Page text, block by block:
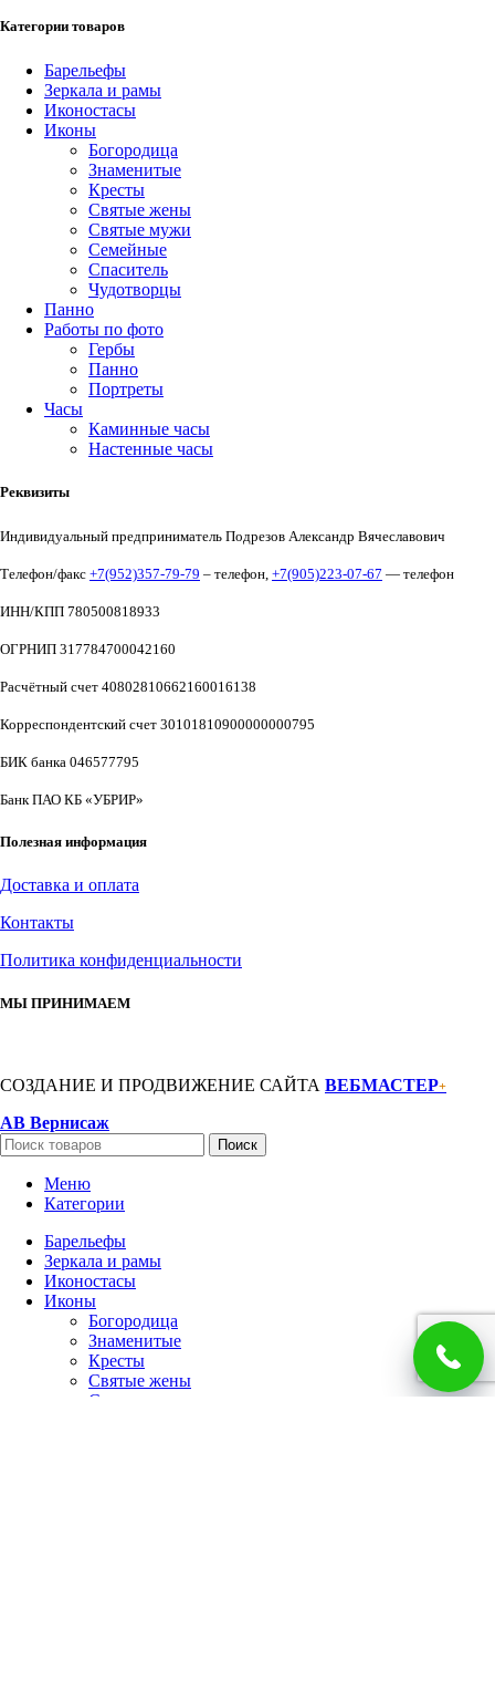
Категории товаров
Барельефы
Зеркала и рамы
Иконостасы
Иконы
Богородица
Знаменитые
Кресты
Святые жены
Святые мужи
Семейные
Спаситель
Чудотворцы
Панно
Работы по фото
Гербы
Панно
Портреты
Часы
Каминные часы
Настенные часы
Реквизиты
Индивидуальный предприниматель Подрезов Александр Вячеславович
Телефон/факс +7(952)357-79-79 – телефон, +7(905)223-07-67 — телефон
ИНН/КПП 780500818933
ОГРНИП 317784700042160
Расчётный счет 40802810662160016138
Корреспондентский счет 30101810900000000795
БИК банка 046577795
Банк ПАО КБ «УБРИР»
Полезная информация
Доставка и оплата
Контакты
Политика конфиденциальности
МЫ ПРИНИМАЕМ
СОЗДАНИЕ И ПРОДВИЖЕНИЕ САЙТА ВЕБМАСТЕР+
АВ Вернисаж
Поиск
Меню
Категории
Барельефы
Зеркала и рамы
Иконостасы
Иконы
Богородица
Знаменитые
Кресты
Святые жены
Святые мужи